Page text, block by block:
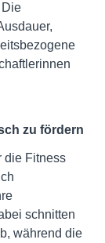
Die
zu fördern
die Fitness
schnitten
während die